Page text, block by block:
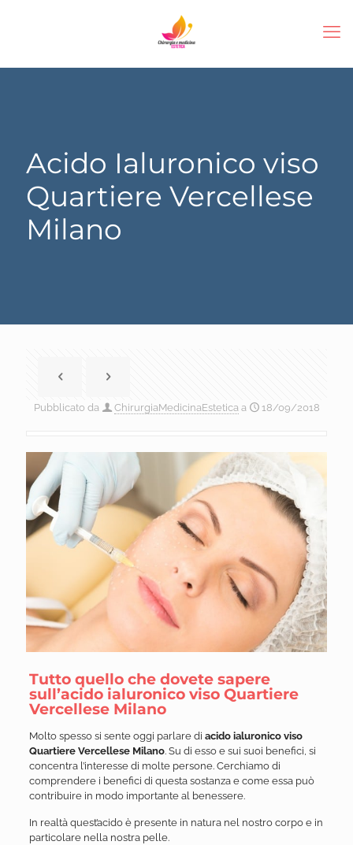
Acido Ialuronico viso
Quartiere Vercellese
Milano
Pubblicato da ChirurgiaMedicinaEstetica a 18/09/2018
Tutto quello che dovete sapere
sull’acido ialuronico viso Quartiere
Vercellese Milano
Molto spesso si sente oggi parlare di acido ialuronico viso
Quartiere Vercellese Milano. Su di esso e sui suoi benefici, si
concentra l’interesse di molte persone. Cerchiamo di
comprendere i benefici di questa sostanza e come essa può
contribuire in modo importante al benessere.
In realtà quest’acido è presente in natura nel nostro corpo e in
particolare nella nostra pelle.